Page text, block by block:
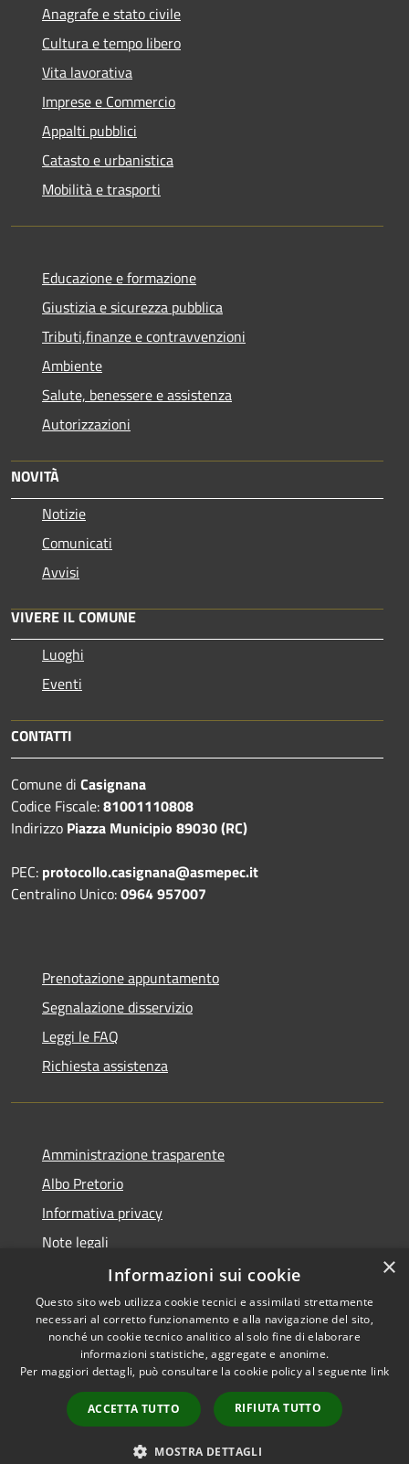
Indietro Prosegui
Anagrafe e stato civile
Cultura e tempo libero
Vita lavorativa
Imprese e Commercio
Appalti pubblici
Catasto e urbanistica
Mobilità e trasporti
Educazione e formazione
Giustizia e sicurezza pubblica
Tributi,finanze e contravvenzioni
Ambiente
Salute, benessere e assistenza
Autorizzazioni
NOVITÀ
Notizie
Comunicati
Avvisi
VIVERE IL COMUNE
Luoghi
Eventi
CONTATTI
Comune di Casignana
Codice Fiscale:81001110808
Indirizzo Piazza Municipio 89030 (RC)
PEC: protocollo.casignana@asmepec.it
Centralino Unico:0964 957007
Prenotazione appuntamento
Segnalazione disservizio
Leggi le FAQ
Richiesta assistenza
Amministrazione trasparente
Albo Pretorio
Informativa privacy
Note legali
Dichiarazione di accessibilità
RSS
Accessibilità
Copyright © 2026 • Comune di
Municipium•
Accesso
redazione
×
Informazioni sui cookie
Questo sito web utilizza cookie tecnici e assimilati strettamente
necessari al corretto funzionamento e alla navigazione del sito,
nonché un cookie tecnico analitico al solo fine di elaborare
informazioni statistiche, aggregate e anonime.
Per maggiori dettagli, può consultare la cookie policy al seguente link
ACCETTA TUTTO RIFIUTA TUTTO
MOSTRA DETTAGLI